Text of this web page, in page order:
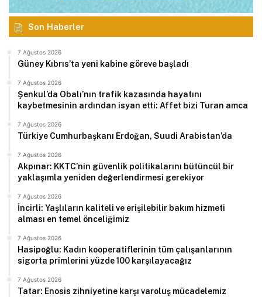
Son Haberler
7 Ağustos 2026
Güney Kıbrıs’ta yeni kabine göreve başladı
7 Ağustos 2026
Şenkul’da Obalı’nın trafik kazasında hayatını
kaybetmesinin ardından isyan etti: Affet bizi Turan amca
7 Ağustos 2026
Türkiye Cumhurbaşkanı Erdoğan, Suudi Arabistan’da
7 Ağustos 2026
Akpınar: KKTC’nin güvenlik politikalarını bütüncül bir
yaklaşımla yeniden değerlendirmesi gerekiyor
7 Ağustos 2026
İncirli: Yaşlıların kaliteli ve erişilebilir bakım hizmeti
alması en temel önceliğimiz
7 Ağustos 2026
Hasipoğlu: Kadın kooperatiflerinin tüm çalışanlarının
sigorta primlerini yüzde 100 karşılayacağız
7 Ağustos 2026
Tatar: Enosis zihniyetine karşı varoluş mücadelemiz